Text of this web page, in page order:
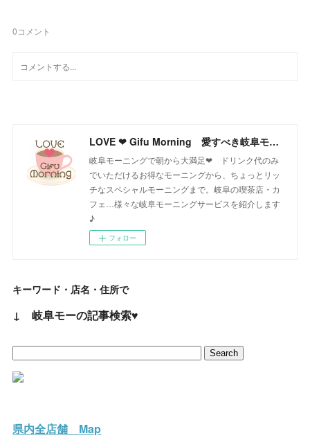
0コメント
LOVE ❤ Gifu Morning 愛すべき岐阜モーニング♪
岐阜モーニングで朝から大満足❤ ドリンク代のみ
でいただけるお得なモーニングから、ちょっとリッ
チなスペシャルモーニングまで。岐阜の喫茶店・カ
フェ…様々な岐阜モーニングサービスを紹介します
♪
フォロー
キーワード・店名・住所で
↓ 岐阜モーの記事検索♥
県内全店舗 Map